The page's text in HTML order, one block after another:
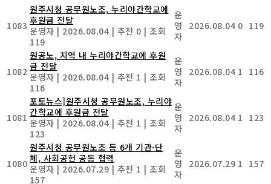
1083
원주시청 공무원노조, 누리야간학교에
후원금 전달
운영자 | 2026.08.04 | 추천 0 | 조회
119
운
영
자
2026.08.04 0 119
1082
원공노, 지역 내 누리야간학교에 후원
금 전달
운영자 | 2026.08.04 | 추천 1 | 조회
116
운
영
자
2026.08.04 1 116
1081
포토뉴스]원주시청 공무원노조, 누리야
간학교에 후원금 전달
운영자 | 2026.08.04 | 추천 1 | 조회
123
운
영
자
2026.08.04 1 123
1080
원주시청 공무원노조 등 6개 기관·단
체, 사회공헌 공동 협력
운영자 | 2026.07.29 | 추천 1 | 조회
157
운
영
자
2026.07.29 1 157